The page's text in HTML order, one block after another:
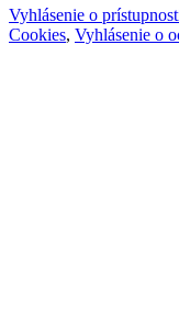
Vyhlásenie o
Cookies, Vyhlásenie o